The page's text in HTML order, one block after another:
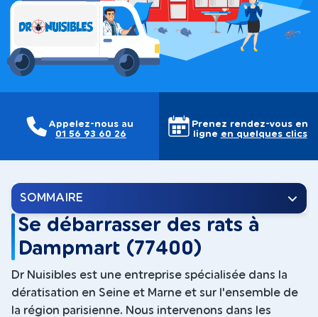
Appelez-nous au
01 56 93 60 26
Prenez rendez-vous en
ligne en quelques clics
SOMMAIRE
Se débarrasser des rats à
Dampmart (77400)
Dr Nuisibles est une entreprise spécialisée dans la
dératisation en Seine et Marne et sur l'ensemble de
la région parisienne. Nous intervenons dans les